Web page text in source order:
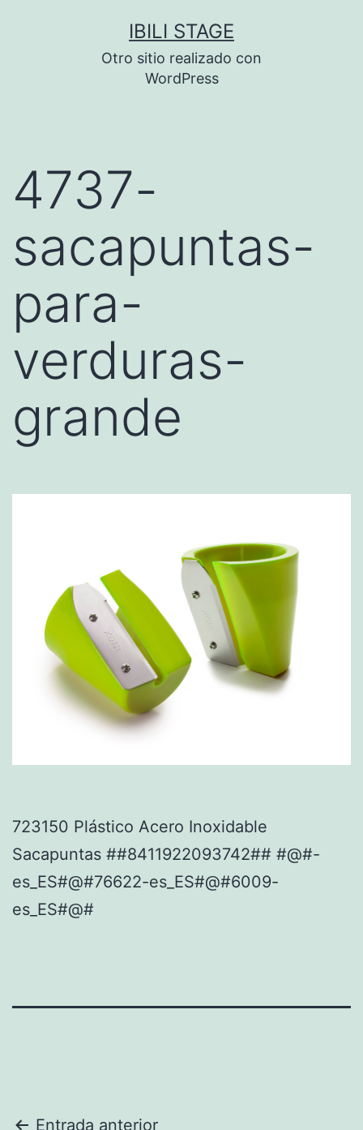
IBILI STAGE
Otro sitio realizado con
WordPress
4737-
sacapuntas-
para-
verduras-
grande
723150 Plástico Acero Inoxidable
Sacapuntas ##8411922093742## #@#-
es_ES#@#76622-es_ES#@#6009-
es_ES#@#
Entrada anterior